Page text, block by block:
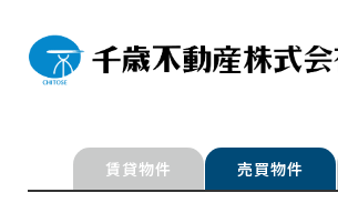
賃貸物件 売買物件